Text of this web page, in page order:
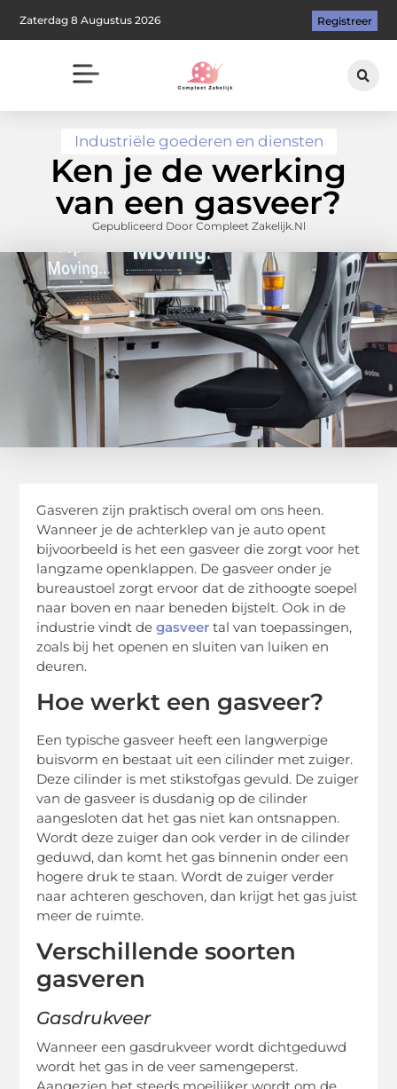
Zaterdag 8 Augustus 2026 Registreer
Industriële goederen en diensten
Ken je de werking
van een gasveer?
Gepubliceerd Door Compleet Zakelijk.nl
Gasveren zijn praktisch overal om ons heen.
Wanneer je de achterklep van je auto opent
bijvoorbeeld is het een gasveer die zorgt voor het
langzame openklappen. De gasveer onder je
bureaustoel zorgt ervoor dat de zithoogte soepel
naar boven en naar beneden bijstelt. Ook in de
industrie vindt degasveer tal van toepassingen,
zoals bij het openen en sluiten van luiken en
deuren.
Hoe werkt een gasveer?
Een typische gasveer heeft een langwerpige
buisvorm en bestaat uit een cilinder met zuiger.
Deze cilinder is met stikstofgas gevuld. De zuiger
van de gasveer is dusdanig op de cilinder
aangesloten dat het gas niet kan ontsnappen.
Wordt deze zuiger dan ook verder in de cilinder
geduwd, dan komt het gas binnenin onder een
hogere druk te staan. Wordt de zuiger verder
naar achteren geschoven, dan krijgt het gas juist
meer de ruimte.
Verschillende soorten
gasveren
Gasdrukveer
Wanneer een gasdrukveer wordt dichtgeduwd
wordt het gas in de veer samengeperst.